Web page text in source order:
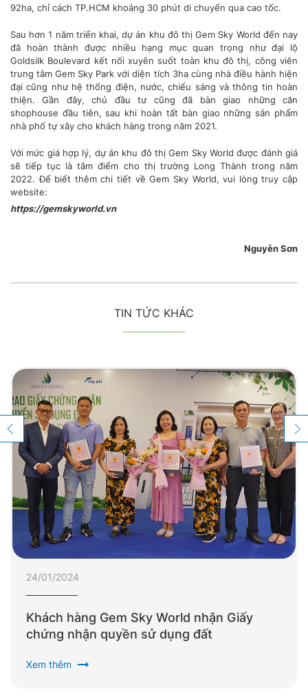
92ha, chỉ cách TP.HCM khoảng 30 phút di chuyển qua cao tốc.
Sau hơn 1 năm triển khai, dự án khu đô thị Gem Sky World đến nay
đã hoàn thành được nhiều hạng mục quan trọng như đại lộ
Goldsilk Boulevard kết nối xuyên suốt toàn khu đô thị, công viên
trung tâm Gem Sky Park với diện tích 3ha cùng nhà điều hành hiện
đại cũng như hệ thống điện, nước, chiếu sáng và thông tin hoàn
thiện. Gần đây, chủ đầu tư cũng đã bàn giao những căn
shophouse đầu tiên, sau khi hoàn tất bàn giao những sản phẩm
nhà phố tự xây cho khách hàng trong năm 2021.
Với mức giá hợp lý, dự án khu đô thị Gem Sky World được đánh giá
sẽ tiếp tục là tâm điểm cho thị trường Long Thành trong năm
2022. Để biết thêm chi tiết về Gem Sky World, vui lòng truy cập
website:
https://gemskyworld.vn
Nguyễn Sơn
TIN TỨC KHÁC
24/01/2024
Khách hàng Gem Sky World nhận Giấy
chứng nhận quyền sử dụng đất
Xem thêm arrow_right_alt